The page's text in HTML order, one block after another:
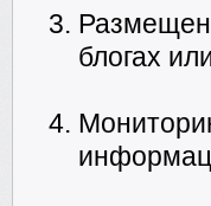
блогах